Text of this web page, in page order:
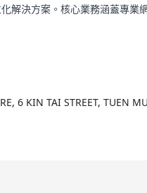
解決方案。核心業務涵蓋專業
6 KIN TAI STREET, TUEN